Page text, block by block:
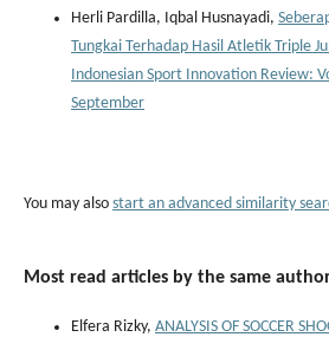
Herli Pardilla, Iqbal Husnayadi,
Tungkai Terhadap Hasil Atletik Triple
Indonesian Sport Innovation Review:
September
You may also start an advanced similarity
Most read articles by the same
Elfera Rizky, ANALYSIS OF SOCCER